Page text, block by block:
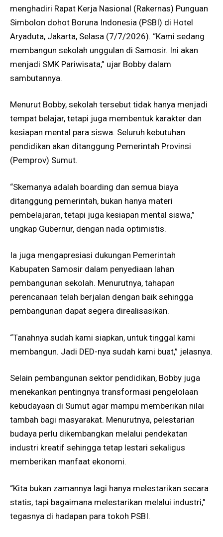
menghadiri Rapat Kerja Nasional (Rakernas) Punguan
Simbolon dohot Boruna Indonesia (PSBI) di Hotel
Aryaduta, Jakarta, Selasa (7/7/2026). “Kami sedang
membangun sekolah unggulan di Samosir. Ini akan
menjadi SMK Pariwisata,” ujar Bobby dalam
sambutannya.
Menurut Bobby, sekolah tersebut tidak hanya menjadi
tempat belajar, tetapi juga membentuk karakter dan
kesiapan mental para siswa. Seluruh kebutuhan
pendidikan akan ditanggung Pemerintah Provinsi
(Pemprov) Sumut.
“Skemanya adalah boarding dan semua biaya
ditanggung pemerintah, bukan hanya materi
pembelajaran, tetapi juga kesiapan mental siswa,”
ungkap Gubernur, dengan nada optimistis.
Ia juga mengapresiasi dukungan Pemerintah
Kabupaten Samosir dalam penyediaan lahan
pembangunan sekolah. Menurutnya, tahapan
perencanaan telah berjalan dengan baik sehingga
pembangunan dapat segera direalisasikan.
“Tanahnya sudah kami siapkan, untuk tinggal kami
membangun. Jadi DED-nya sudah kami buat,” jelasnya.
Selain pembangunan sektor pendidikan, Bobby juga
menekankan pentingnya transformasi pengelolaan
kebudayaan di Sumut agar mampu memberikan nilai
tambah bagi masyarakat. Menurutnya, pelestarian
budaya perlu dikembangkan melalui pendekatan
industri kreatif sehingga tetap lestari sekaligus
memberikan manfaat ekonomi.
“Kita bukan zamannya lagi hanya melestarikan secara
statis, tapi bagaimana melestarikan melalui industri,”
tegasnya di hadapan para tokoh PSBI.